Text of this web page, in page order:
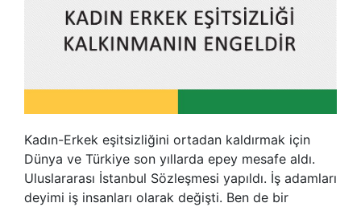
Kadın-Erkek eşitsizliğini ortadan kaldırmak için
Dünya ve Türkiye son yıllarda epey mesafe aldı.
Uluslararası İstanbul Sözleşmesi yapıldı. İş adamları
deyimi iş insanları olarak değişti. Ben de bir